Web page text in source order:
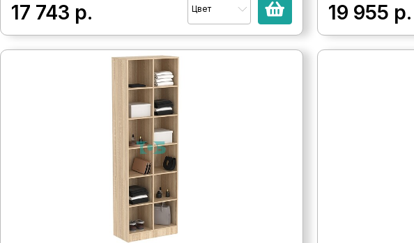
17 743 р. Цвет 19 955 р.